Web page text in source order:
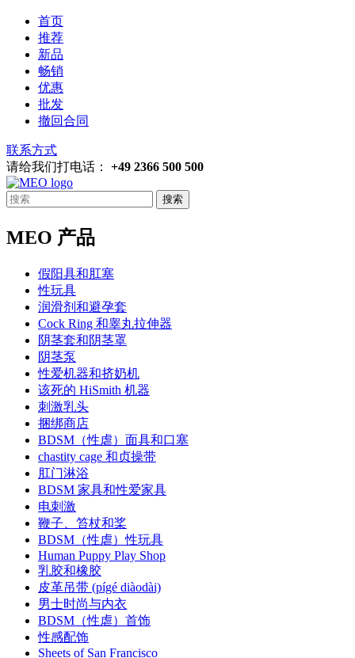
首页
推荐
新品
畅销
优惠
批发
撤回合同
联系方式
请给我们打电话： +49 2366 500 500
搜索
MEO 产品
假阳具和肛塞
性玩具
润滑剂和避孕套
Cock Ring 和睾丸拉伸器
阴茎套和阴茎罩
阴茎泵
性爱机器和挤奶机
该死的 HiSmith 机器
刺激乳头
捆绑商店
BDSM（性虐）面具和口塞
chastity cage 和贞操带
肛门淋浴
BDSM 家具和性爱家具
电刺激
鞭子、笞杖和桨
BDSM（性虐）性玩具
Human Puppy Play Shop
乳胶和橡胶
皮革吊带 (pígé diàodài)
男士时尚与内衣
BDSM（性虐）首饰
性感配饰
Sheets of San Francisco